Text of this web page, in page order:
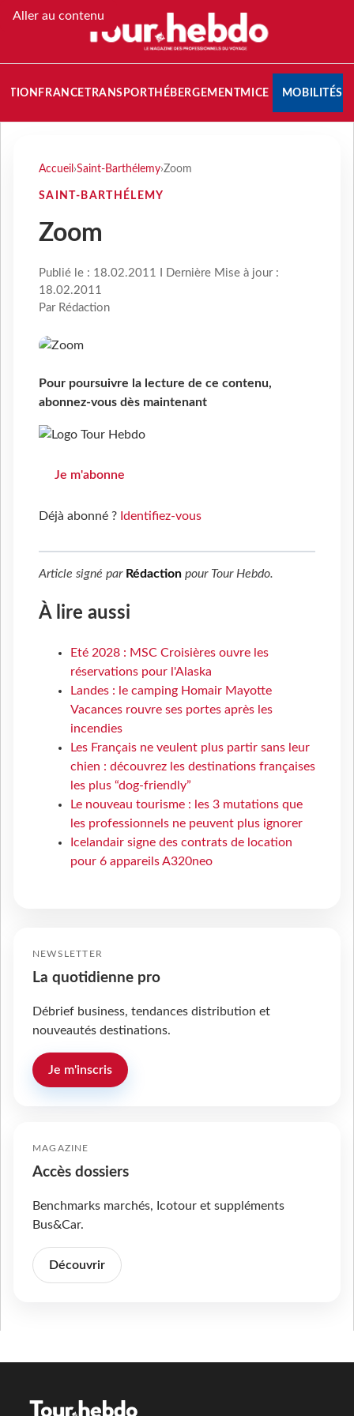
Aller au contenu
FRANCETRANSPORT HÉBERGEMENTMICE MOBILITÉS
Accueil ›Saint-Barthélemy›Zoom
SAINT-BARTHÉLEMY
Zoom
Publié le : 18.02.2011 I Dernière Mise à jour :
18.02.2011
Par Rédaction
Pour poursuivre la lecture de ce contenu,
abonnez-vous dès maintenant
Je m'abonne
Déjà abonné ? Identifiez-vous
Article signé par Rédaction pour Tour Hebdo.
À lire aussi
Eté 2028 : MSC Croisières ouvre les
réservations pour l'Alaska
Landes : le camping Homair Mayotte
Vacances rouvre ses portes après les
incendies
Les Français ne veulent plus partir sans leur
chien : découvrez les destinations françaises
les plus “dog-friendly”
Le nouveau tourisme : les 3 mutations que
les professionnels ne peuvent plus ignorer
Icelandair signe des contrats de location
pour 6 appareils A320neo
NEWSLETTER
La quotidienne pro
Débrief business, tendances distribution et
nouveautés destinations.
Je m'inscris
MAGAZINE
Accès dossiers
Benchmarks marchés, Icotour et suppléments
Bus&Car.
Découvrir